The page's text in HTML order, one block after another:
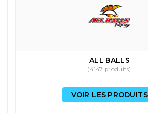
ALL BALLS
(4147 produits)
VOIR LES PRODUITS